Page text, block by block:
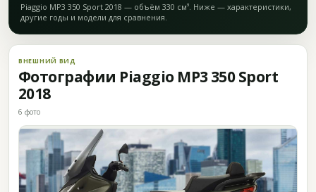
Piaggio MP3 350 Sport 2018 — объём 330 см³. Ниже — характеристики,
другие годы и модели для сравнения.
ВНЕШНИЙ ВИД
Фотографии Piaggio MP3 350 Sport
2018
6 фото